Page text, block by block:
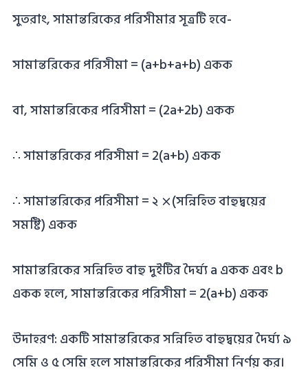
সুতরাং, সামান্তরিকের পরিসীমার সূত্রটি হবে-
সামান্তরিকের পরিসীমা = (a+b+a+b) একক
বা, সামান্তরিকের পরিসীমা = (2a+2b) একক
∴ সামান্তরিকের পরিসীমা = 2(a+b) একক
∴ সামান্তরিকের পরিসীমা = ২ ⨯(সন্নিহিত বাহুদ্বয়ের
সমষ্টি) একক
সামান্তরিকের সন্নিহিত বাহু দুইটির দৈর্ঘ্য a একক এবং b
একক হলে, সামান্তরিকের পরিসীমা = 2(a+b) একক
উদাহরণ: একটি সামান্তরিকের সন্নিহিত বাহুদ্বয়ের দৈর্ঘ্য ৯
সেমি ও ৫ সেমি হলে সামান্তরিকের পরিসীমা নির্ণয় কর।